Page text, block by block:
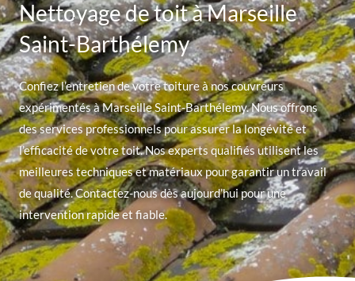
Nettoyage de toit à Marseille
Saint-Barthélemy
Confiez l’entretien de votre toiture à nos couvreurs
expérimentés à Marseille Saint-Barthélemy. Nous offrons
des services professionnels pour assurer la longévité et
l’efficacité de votre toit. Nos experts qualifiés utilisent les
meilleures techniques et matériaux pour garantir un travail
de qualité. Contactez-nous dès aujourd’hui pour une
intervention rapide et fiable.